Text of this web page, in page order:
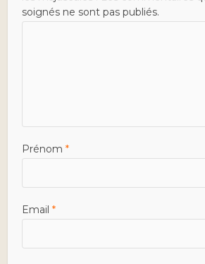
soignés ne sont pas publiés.
Prénom*
Email*